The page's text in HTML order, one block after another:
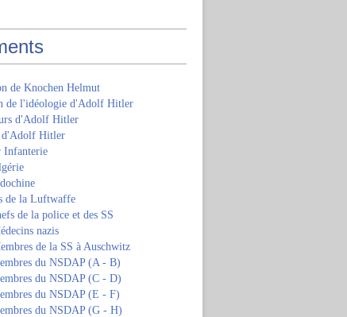
de Knochen Helmut
de l'idéologie d'Adolf Hitler
d'Adolf Hitler
d'Adolf Hitler
Infanterie
de la Luftwaffe
de la police et des SS
nazis
de la SS à Auschwitz
du NSDAP (A - B)
du NSDAP (C - D)
du NSDAP (E - F)
du NSDAP (G - H)